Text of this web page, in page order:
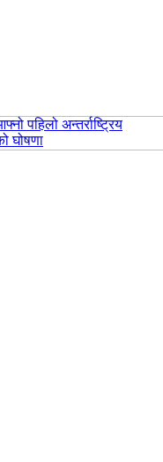
पहिलो अन्तर्राष्ट्रिय
घोषणा